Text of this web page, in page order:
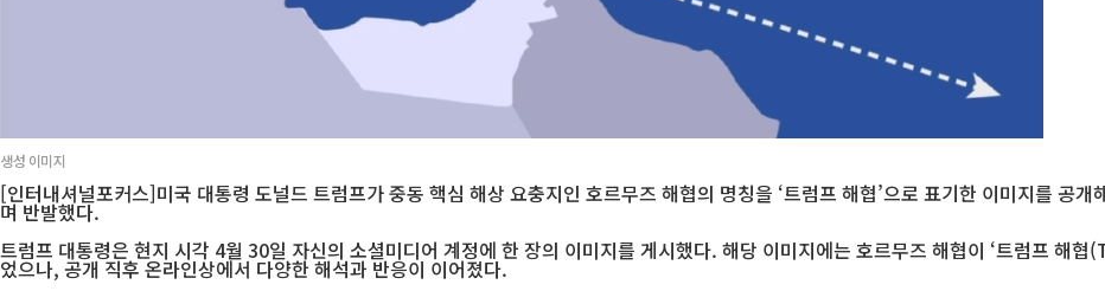
생성 이미지
[인터내셔널포커스]미국 대통령 도널드 트럼프가 중동 핵심 해상 요충지인 호르무즈 해협의 명칭을 ‘트럼프 해협’으로 표기한 이미지를 공
며 반발했다.
트럼프 대통령은 현지 시각 4월 30일 자신의 소셜미디어 계정에 한 장의 이미지를 게시했다. 해당 이미지에는 호르무즈 해협이 ‘트럼프 해
었으나, 공개 직후 온라인상에서 다양한 해석과 반응이 이어졌다.